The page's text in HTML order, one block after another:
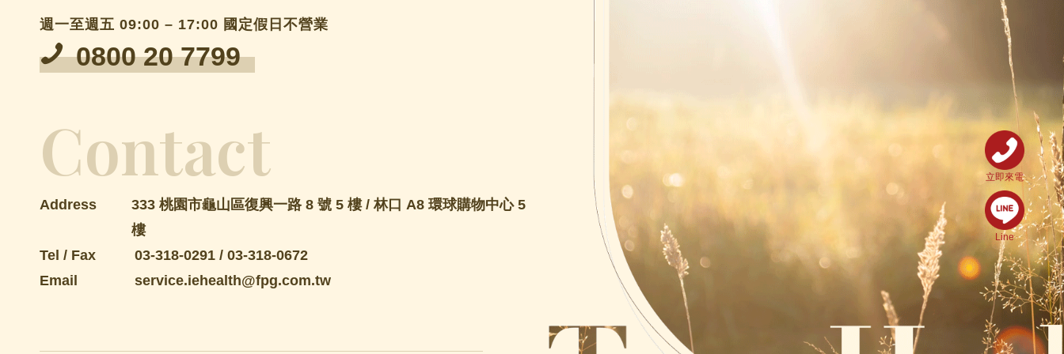
週一至週五 09:00 – 17:00 國定假日不營業
0800 20 7799
Contact
Address
333 桃園市龜山區復興一路 8 號 5 樓 / 林口 A8 環球購物中心 5
樓
Tel / Fax
03-318-0291 / 03-318-0672
Email
service.iehealth@fpg.com.tw
立即來電
Line